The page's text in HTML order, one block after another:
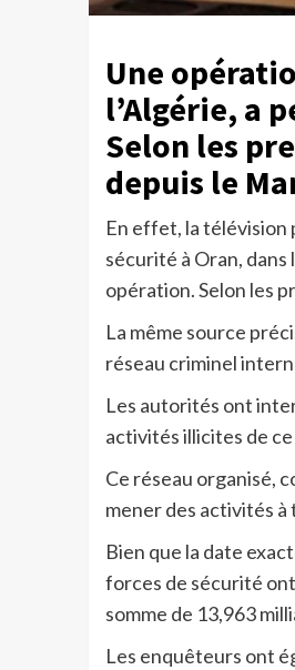
Une
l’Algérie, a
Selon les
depuis le
En effet, la télévision
sécurité à Oran, dans
opération. Selon les
La même source
réseau criminel
Les autorités ont
activités illicites de
Ce réseau organisé,
mener des activités
Bien que la date
forces de sécurité
somme de 13,963
Les enquêteurs ont